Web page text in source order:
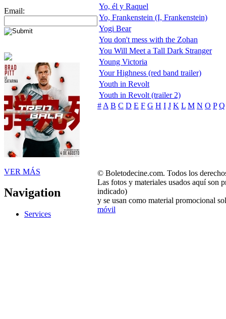
Email:
VER MÁS
Navigation
Services
Yo, él y Raquel
Yo, Frankenstein (I, Frankenstein)
Yogi Bear
You don't mess with the Zohan
You Will Meet a Tall Dark Stranger
Young Victoria
Your Highness (red band trailer)
Youth in Revolt
Youth in Revolt (trailer 2)
# A B C D E F G H I J K L M N O P Q
© Boletodecine.com. Todos los
Las fotos y materiales usados aquí son
indicado)
y se usan como material promocional
móvil